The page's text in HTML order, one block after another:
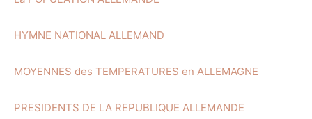
HYMNE NATIONAL ALLEMAND
MOYENNES des TEMPERATURES en ALLEMAGNE
PRESIDENTS DE LA REPUBLIQUE ALLEMANDE